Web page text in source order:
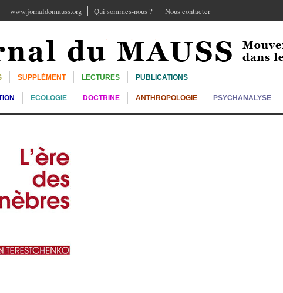
www.jornaldomauss.org Qui sommes-nous ? Nous contacter
SUPPLÉMENT LECTURES PUBLICATIONS
ECOLOGIE DOCTRINE ANTHROPOLOGIE PSYCHANALYSE